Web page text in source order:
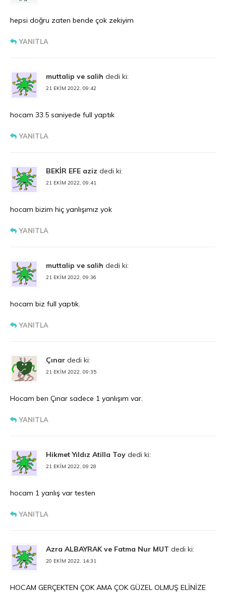
hepsi doğru zaten bende çok zekiyim
YANITLA
muttalip ve salih dedi ki:
21 EKIM 2022, 09:42
hocam 33.5 saniyede full yaptık
YANITLA
BEKİR EFE aziz dedi ki:
21 EKIM 2022, 09:41
hocam bizim hiç yanlışımız yok
YANITLA
muttalip ve salih dedi ki:
21 EKIM 2022, 09:36
hocam biz full yaptık.
YANITLA
Çınar dedi ki:
21 EKIM 2022, 09:35
Hocam ben Çınar sadece 1 yanlışım var.
YANITLA
Hikmet Yıldız Atilla Toy dedi ki:
21 EKIM 2022, 09:28
hocam 1 yanlış var testen
YANITLA
Azra ALBAYRAK ve Fatma Nur MUT dedi ki:
20 EKIM 2022, 14:31
HOCAM GERÇEKTEN ÇOK AMA ÇOK GÜZEL OLMUŞ ELİNİZE